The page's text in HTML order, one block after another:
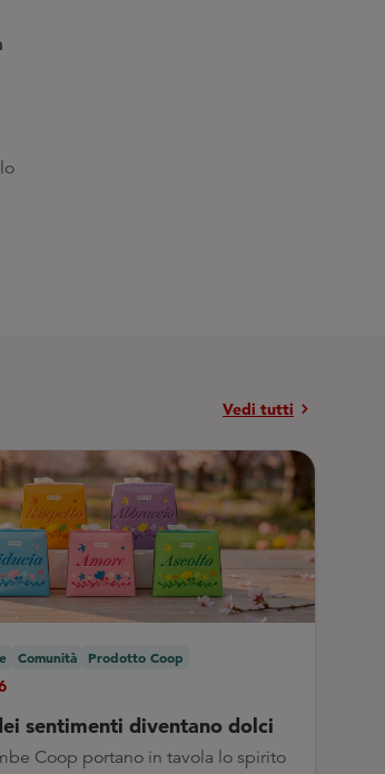
Vedi tutti chevron_right
Comunità Prodotto Coop
sentimenti diventano dolci
Coop portano in tavola lo spirito